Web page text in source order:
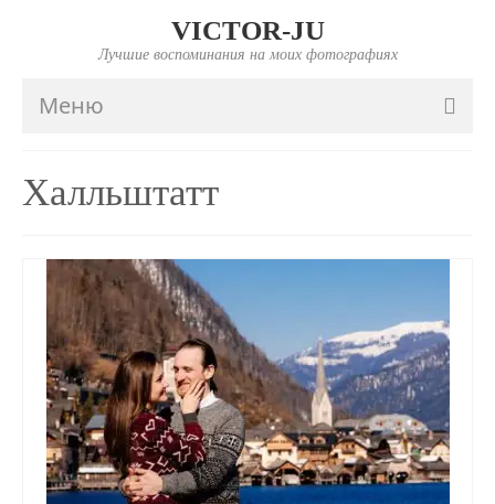
VICTOR-JU
Лучшие воспоминания на моих фотографиях
Меню
ПОРТФОЛИО
FAQ
ИНФО
ПРАЙС
КОНТАКТЫ
Халльштатт